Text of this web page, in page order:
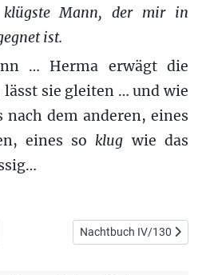
Mann, der mir in
ist.
… Herma erwägt die
sie gleiten … und wie
nach dem anderen, eines
eines soklug wie das
IV/128 Nächster Beitrag:
Nachtbuch IV/130